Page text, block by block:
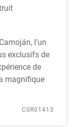
l'un
exclusifs de
de
magnifique
CSR01413